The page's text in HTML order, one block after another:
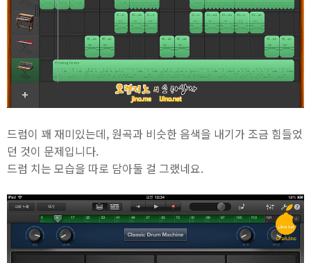
드럼이 꽤 재미있는데, 원곡과 비슷한 음색을 내기가 조금 힘들었
던 것이 문제입니다.
드럼 치는 모습을 따로 담아둘 걸 그랬네요.